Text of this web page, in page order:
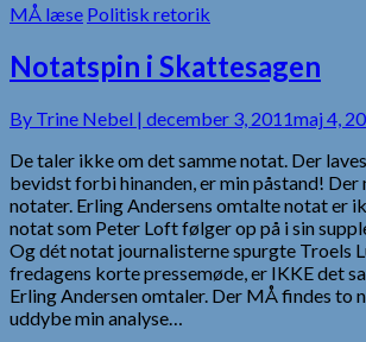
MÅ læse Politisk retorik
Notatspin i Skattesagen
By Trine Nebel | december 3, 2011maj 4,
De taler ikke om det samme notat. Der
bevidst forbi hinanden, er min påstand!
notater. Erling Andersens omtalte notat er
notat som Peter Loft følger op på i sin
Og dét notat journalisterne spurgte Troels
fredagens korte pressemøde, er IKKE det
Erling Andersen omtaler. Der MÅ findes to
uddybe min analyse…